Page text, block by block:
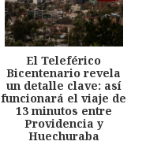
El Teleférico
Bicentenario revela
un detalle clave: así
funcionará el viaje de
13 minutos entre
Providencia y
Huechuraba